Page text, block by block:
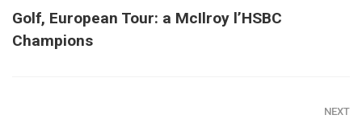
Golf, European Tour: a McIlroy l’HSBC
Champions
NEXT